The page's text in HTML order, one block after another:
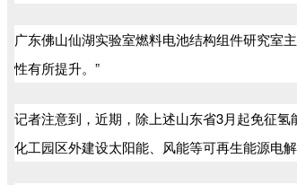
广东佛山仙湖实验室燃料电池结构组件研究室
性有所提升。”
记者注意到，近期，除上述山东省3月起免征
化工园区外建设太阳能、风能等可再生能源电